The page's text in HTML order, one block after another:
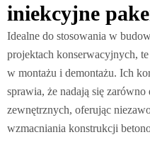
iniekcyjne
Idealne do stosowania w
projektach konserwacyjnych,
w montażu i demontażu. Ich
sprawia, że nadają się
zewnętrznych, oferując
wzmacniania konstrukcji